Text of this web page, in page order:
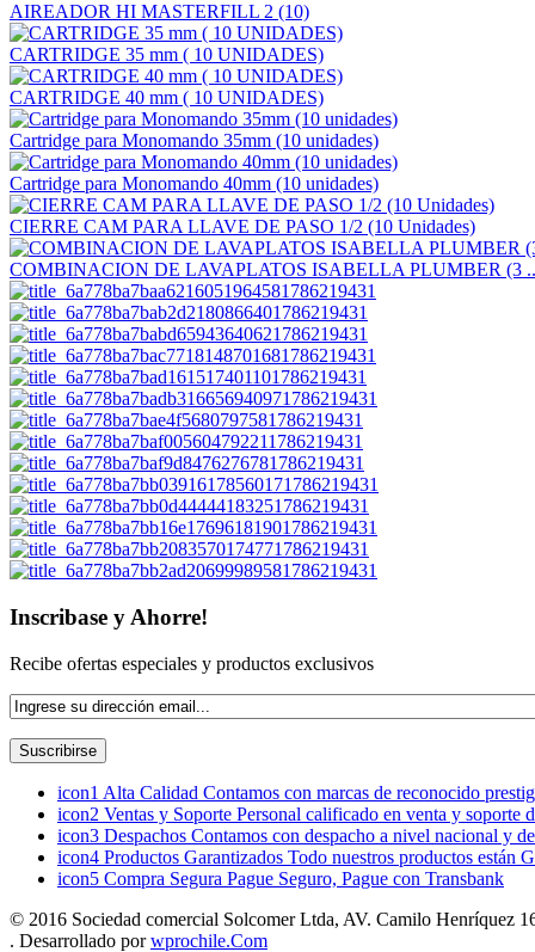
AIREADOR HI MASTERFILL 2 (10)
CARTRIDGE 35 mm ( 10 UNIDADES)
CARTRIDGE 40 mm ( 10 UNIDADES)
Cartridge para Monomando 35mm (10 unidades)
Cartridge para Monomando 40mm (10 unidades)
CIERRE CAM PARA LLAVE DE PASO 1/2 (10 Unidades)
COMBINACION DE LAVAPLATOS ISABELLA PLUMBER (3
Inscribase y Ahorre!
Recibe ofertas especiales y productos exclusivos
icon1 Alta Calidad Contamos con marcas de reconocido
icon2 Ventas y Soporte Personal calificado en venta y soporte
icon3 Despachos Contamos con despacho a nivel nacional y
icon4 Productos Garantizados Todo nuestros productos están
icon5 Compra Segura Pague Seguro, Pague con Transbank
© 2016 Sociedad comercial Solcomer Ltda, AV. Camilo Henríquez
. Desarrollado porwprochile.Com